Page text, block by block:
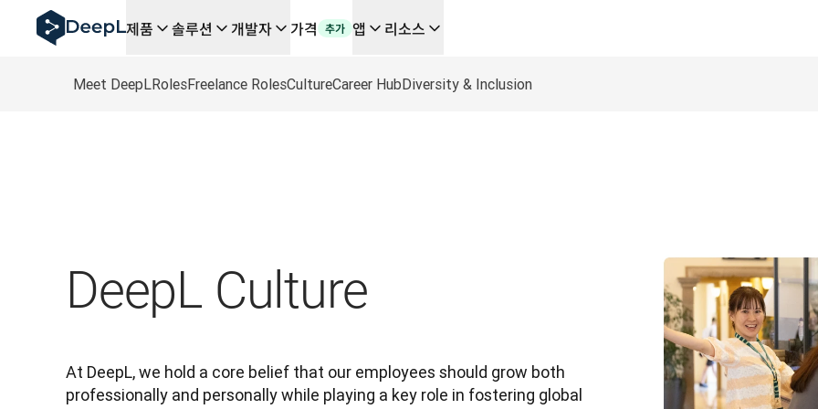
AI 에이전트용 DeepL
DeepL Translation Flow: 주요 사용 사례 및 통합 기능을 위한 새로운 AI 기반 워크플로우
How we brought Swiss German to DeepL
Translation Flow를 만나보세요: 번역 워크플로우를 처음부터 끝까지 자동화하는 현지화 솔루션, 이를 필요로 하는 모든 팀을 위
제품 솔루션 개발자 가격 추가 앱 리소스
Meet DeepLRolesFreelance RolesCultureCareer HubDiversity & Inclusion
DeepL Culture
At DeepL, we hold a core belief that our employees should grow both
professionally and personally while playing a key role in fostering global